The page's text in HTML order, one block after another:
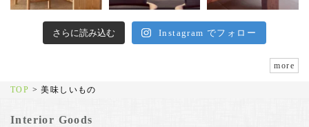
さらに読み込む Instagram でフォロー
more
TOP >美味しいもの
Interior Goods